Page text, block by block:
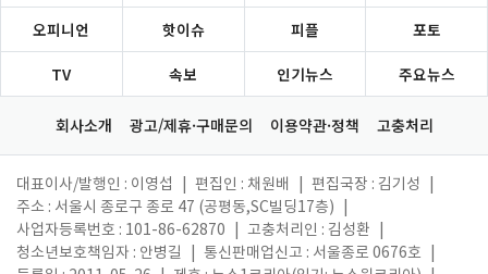
오피니언 핫이슈 피플 포토
TV 속보 인기뉴스 주요뉴스
회사소개 광고/제휴·구매문의 이용약관·정책 고충처리
대표이사/발행인 : 이영섭 편집인 : 채원배 편집국장 : 김기성
주소 : 서울시 종로구 종로 47 (공평동,SC빌딩17층)
사업자등록번호 : 101-86-62870
고충처리인 : 김성환
청소년보호책임자 : 안병길
통신판매업신고 : 서울종로 0676호